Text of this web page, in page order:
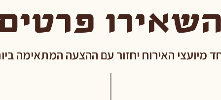
השאירו
מיועצי האירוח יחזור עם ההצעה המתאימה